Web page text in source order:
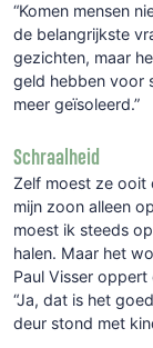
“Komen mensen
de belangrijkste
gezichten, maar
geld hebben voor
meer geïsoleerd.”
Schraalheid
Zelf moest ze ooit
mijn zoon alleen
moest ik steeds
halen. Maar het
Paul Visser oppert
“Ja, dat is het
deur stond met